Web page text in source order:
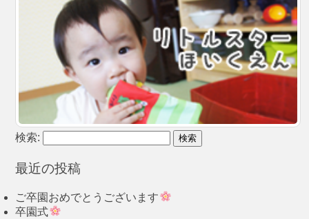
検索:
最近の投稿
ご卒園おめでとうございます
卒園式